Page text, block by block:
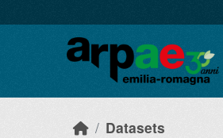
Datasets